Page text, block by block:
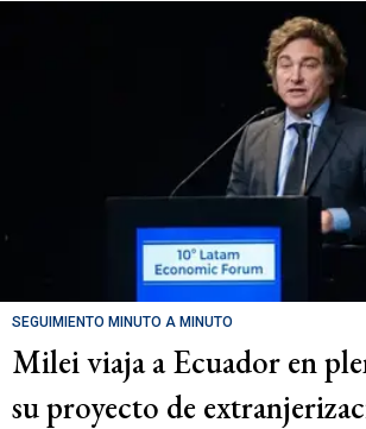
SEGUIMIENTO MINUTO A MINUTO
Milei viaja a Ecuador en
su proyecto de